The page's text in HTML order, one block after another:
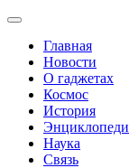
Главная
Новости
О гаджетах
Космос
История
Наука
Связь